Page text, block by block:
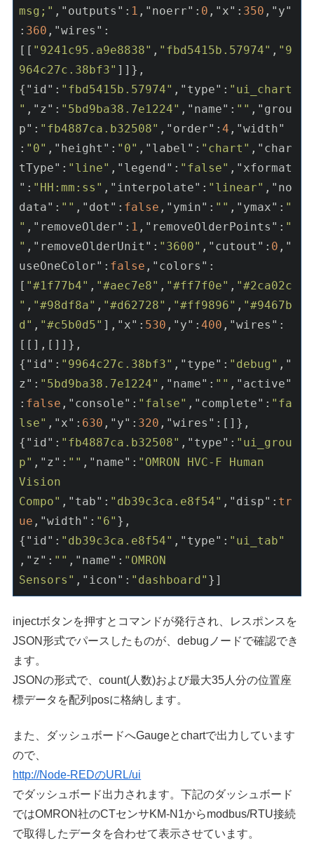
msg;" , "outputs" : 1 , "noerr" : 0 , "x" : 350 , "y"
: 360 , "wires" :
[[ "9241c95.a9e8838" , "fbd5415b.57974" , "9
964c27c.38bf3" ]]},
{ "id" : "fbd5415b.57974" , "type" : "ui_chart
" , "z" : "5bd9ba38.7e1224" , "name" : "" , "grou
p" : "fb4887ca.b32508" , "order" :4 , "width"
: "0" , "height" : "0" , "label" : "chart" , "char
tType" : "line" , "legend" : "false" , "xformat
" : "HH:mm:ss" , "interpolate" : "linear" , "no
data" : "" , "dot" : false , "ymin" : "" , "ymax" : "
" , "removeOlder" : 1 , "removeOlderPoints" : "
" , "removeOlderUnit" : "3600" , "cutout" : 0 , "
useOneColor" : false , "colors" :
[ "#1f77b4" , "#aec7e8" , "#ff7f0e" , "#2ca02c
" , "#98df8a" , "#d62728" , "#ff9896" , "#9467b
d" , "#c5b0d5" ], "x" : 530 , "y" :400 , "wires" :
[[],[]]},
{ "id" : "9964c27c.38bf3" , "type" : "debug" , "
z" : "5bd9ba38.7e1224" , "name" : "" , "active"
: false , "console" : "false" , "complete" : "fa
lse" , "x" : 630 , "y" : 320 , "wires" :[]},
{ "id" : "fb4887ca.b32508" , "type" : "ui_grou
p" , "z" : "" , "name" : "OMRON HVC-F Human
Vision
Compo" , "tab" : "db39c3ca.e8f54" , "disp" : tr
ue , "width" : "6" },
{ "id" : "db39c3ca.e8f54" , "type" : "ui_tab"
, "z" : "" , "name" : "OMRON
Sensors" , "icon" : "dashboard"
injectボタンを押すとコマンドが発行され、レスポンスを
JSON形式でパースしたものが、debugノードで確認でき
ます。
JSONの形式で、count(人数)および最大35人分の位置座
標データを配列posに格納します。
また、ダッシュボードへGaugeとchartで出力しています
ので、
http://Node-REDのURL/ui
でダッシュボード出力されます。下記のダッシュボード
ではOMRON社のCTセンサKM-N1からmodbus/RTU接続
で取得したデータを合わせて表示させています。